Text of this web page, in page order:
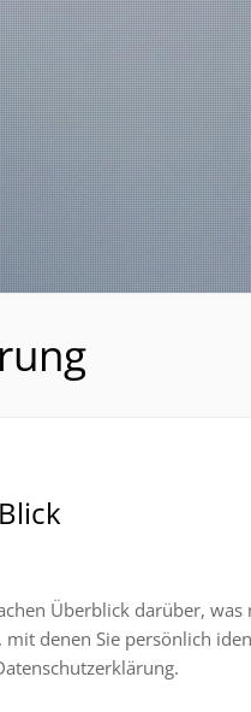
Überblick darüber,
mit denen Sie persönlich